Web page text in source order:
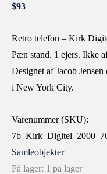
$93
Retro telefon – Kirk
Pæn stand. 1 ejers. Ikke
Designet af Jacob
i New York City.
Varenummer (SKU):
Samleobjekter
På lager: 1 på lager